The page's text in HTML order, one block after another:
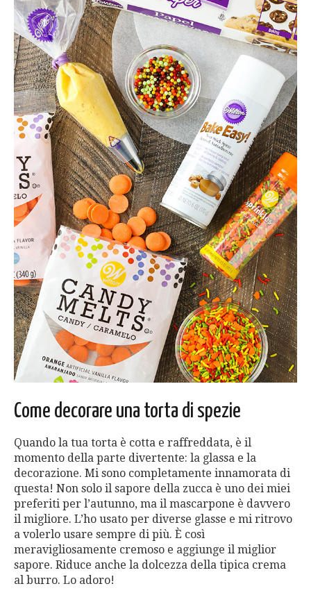
Come decorare una torta di spezie
Quando la tua torta è cotta e raffreddata, è il
momento della parte divertente: la glassa e la
decorazione. Mi sono completamente innamorata di
questa! Non solo il sapore della zucca è uno dei miei
preferiti per l’autunno, ma il mascarpone è davvero
il migliore. L’ho usato per diverse glasse e mi ritrovo
a volerlo usare sempre di più. È così
meravigliosamente cremoso e aggiunge il miglior
sapore. Riduce anche la dolcezza della tipica crema
al burro. Lo adoro!